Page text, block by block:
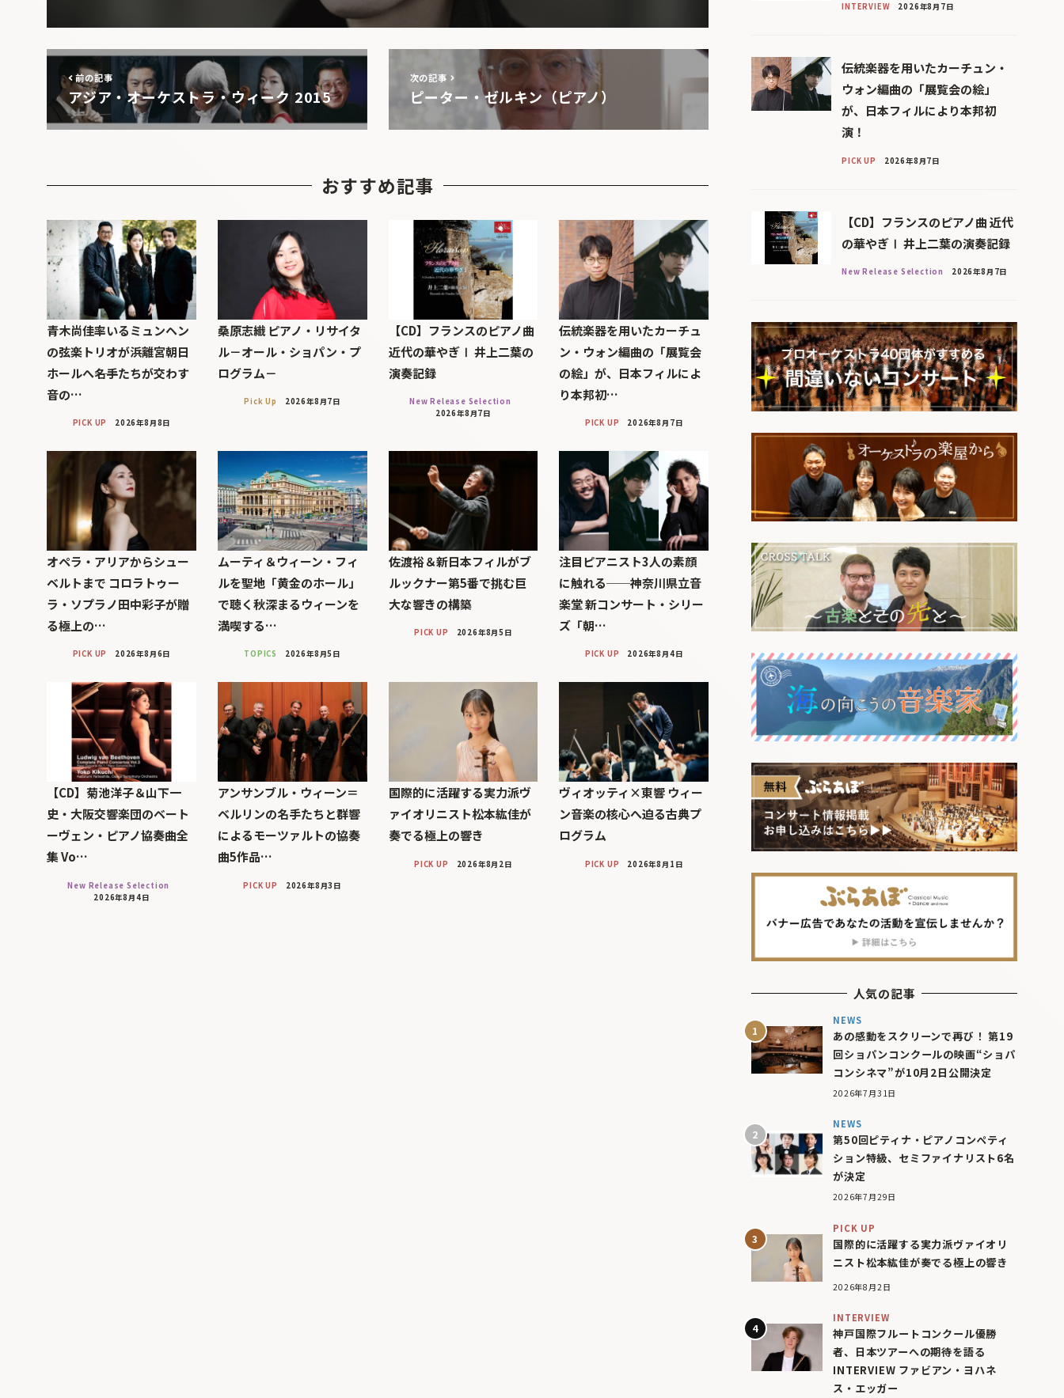
前の記事
アジア・オーケストラ・ウィーク 2015
次の記事
ピーター・ゼルキン（ピアノ）
おすすめ記事
青木尚佳率いるミュンヘン
の弦楽トリオが浜離宮朝日
ホールへ――名手たちが交わす
音の…
PICK UP 2026年8月8日
桑原志織 ピアノ・リサイタ
ル－オール・ショパン・プ
ログラム－
Pick Up 2026年8月7日
【CD】フランスのピアノ曲
近代の華やぎⅠ 井上二葉の
演奏記録
New Release Selection
2026年8月7日
伝統楽器を用いたカーチュ
ン・ウォン編曲の「展覧会
の絵」が、日本フィルによ
り本邦初…
PICK UP 2026年8月7日
オペラ・アリアからシュー
ベルトまで コロラトゥー
ラ・ソプラノ田中彩子が贈
る極上の…
PICK UP 2026年8月6日
ムーティ＆ウィーン・フィ
ルを聖地「黄金のホール」
で聴く秋深まるウィーンを
満喫する…
TOPICS 2026年8月5日
佐渡裕＆新日本フィルがブ
ルックナー第5番で挑む巨
大な響きの構築
PICK UP 2026年8月5日
注目ピアニスト3人の素顔
に触れる──神奈川県立音
楽堂 新コンサート・シリー
ズ「朝…
PICK UP 2026年8月4日
【CD】菊池洋子＆山下一
史・大阪交響楽団のベート
ーヴェン・ピアノ協奏曲全
集 Vo…
New Release Selection
2026年8月4日
アンサンブル・ウィーン＝
ベルリンの名手たちと群響
によるモーツァルトの協奏
曲5作品…
PICK UP 2026年8月3日
国際的に活躍する実力派ヴ
ァイオリニスト松本紘佳が
奏でる極上の響き
PICK UP 2026年8月2日
ヴィオッティ×東響 ウィー
ン音楽の核心へ迫る古典プ
ログラム
PICK UP 2026年8月1日
INTERVIEW 2026年8月7日
伝統楽器を用いたカーチュン・
ウォン編曲の「展覧会の絵」
が、日本フィルにより本邦初
演！
PICK UP 2026年8月7日
【CD】フランスのピアノ曲 近代
の華やぎⅠ 井上二葉の演奏記録
New Release Selection 2026年8月7日
人気の記事
NEWS
あの感動をスクリーンで再び！ 第19
回ショパンコンクールの映画“ショパ
コンシネマ”が10月2日公開決定
2026年7月31日
NEWS
第50回ピティナ・ピアノコンペティ
ション特級、セミファイナリスト6名
が決定
2026年7月29日
PICK UP
国際的に活躍する実力派ヴァイオリ
ニスト松本紘佳が奏でる極上の響き
2026年8月2日
INTERVIEW
神戸国際フルートコンクール優勝
者、日本ツアーへの期待を語る
INTERVIEW ファビアン・ヨハネ
ス・エッガー